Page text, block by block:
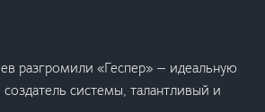
разгромили «Геспер» — идеальную
системы, талантливый и